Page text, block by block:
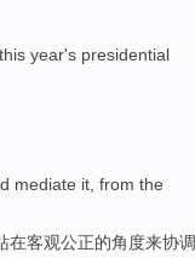
this year's presidential
mediate it, from the
在客观公正的角度来协调